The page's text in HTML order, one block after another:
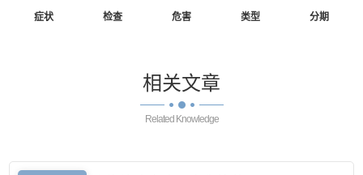
症状 检查 危害 类型 分期
相关文章
Related Knowledge